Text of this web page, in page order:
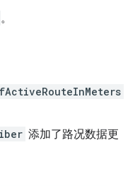
。
添加了路况数据更